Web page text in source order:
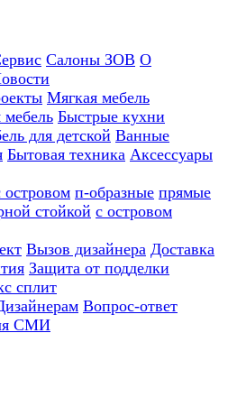
Салоны ЗОВ О
Мягкая мебель
мебель Быстрые кухни
для детской Ванные
Бытовая техника Аксессуары
островом п-образные прямые
стойкой с островом
Вызов дизайнера Доставка
Защита от подделки
сплит
Вопрос-ответ
СМИ